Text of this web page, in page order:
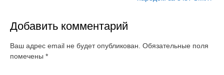
я
п
о
Добавить комментарий
Ваш адрес email не будет опубликован. Обязательные поля
помечены *